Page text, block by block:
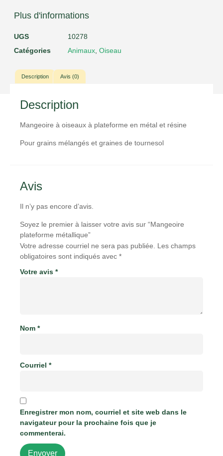
Plus d'informations
UGS
10278
Catégories
Animaux Oiseau
Description Avis (0)
Description
Mangeoire à oiseaux à plateforme en métal et résine
Pour grains mélangés et graines de tournesol
Avis
Il n’y pas encore d’avis.
Soyez le premier à laisser votre avis sur “Mangeoire
plateforme métallique”
Votre adresse courriel ne sera pas publiée.
Les champs
obligatoires sont indiqués avec *
Votre avis *
Nom *
Courriel *
Enregistrer mon nom, courriel et site web dans le
navigateur pour la prochaine fois que je
commenterai.